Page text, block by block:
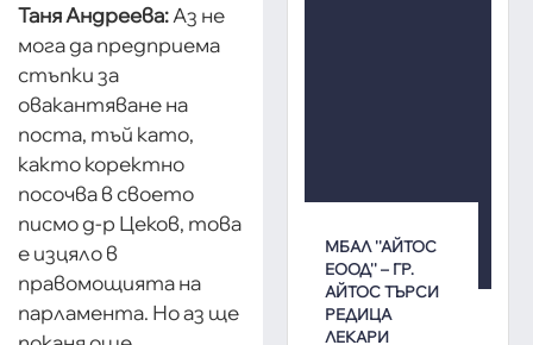
Таня Андреева:Аз не
мога да предприема
стъпки за
овакантяване на
поста, тъй като,
както коректно
посочва в своето
писмо д-р Цеков, това
е изцяло в
правомощията на
парламента. Но аз ще
МБАЛ ''АЙТОС
ЕООД'' – ГР.
АЙТОС ТЪРСИ
РЕДИЦА
ЛЕКАРИ